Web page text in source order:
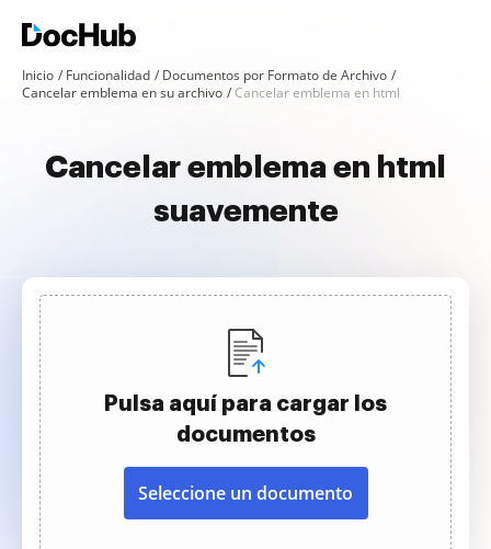
Inicio Funcionalidad
Documentos por Formato de Archivo
Cancelar emblema en su archivo
Cancelar emblema en html
Cancelar emblema en html
suavemente
Pulsa aquí para cargar los
documentos
Seleccione un documento